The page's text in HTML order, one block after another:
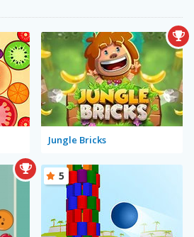
Jungle Bricks
5